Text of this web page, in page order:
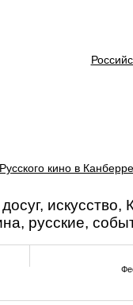
кино в Канберре
досуг, искусство,
, русские,